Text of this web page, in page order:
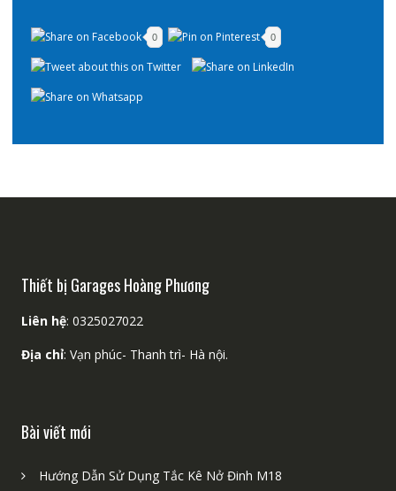
0 0
Thiết bị Garages Hoàng Phương
Liên hệ: 0325027022
Địa chỉ: Vạn phúc- Thanh trì- Hà nội.
Bài viết mới
Hướng Dẫn Sử Dụng Tắc Kê Nở Đinh M18